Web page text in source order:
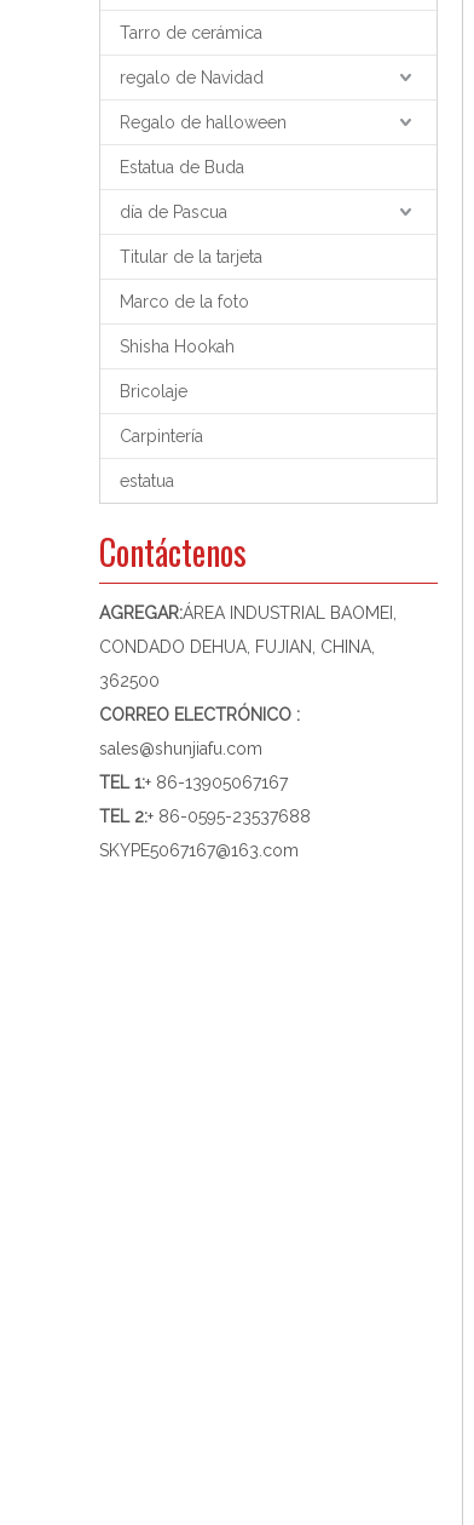
Tarro de cerámica
regalo de Navidad
Regalo de halloween
Estatua de Buda
día de Pascua
Titular de la tarjeta
Marco de la foto
Shisha Hookah
Bricolaje
Carpintería
estatua
Contáctenos
AGREGAR:ÁREA INDUSTRIAL BAOMEI,
CONDADO DEHUA, FUJIAN, CHINA,
362500
CORREO ELECTRÓNICO :
sales@shunjiafu.com
TEL 1:+ 86-13905067167
TEL 2:+ 86-0595-23537688
SKYPE5067167@163.com